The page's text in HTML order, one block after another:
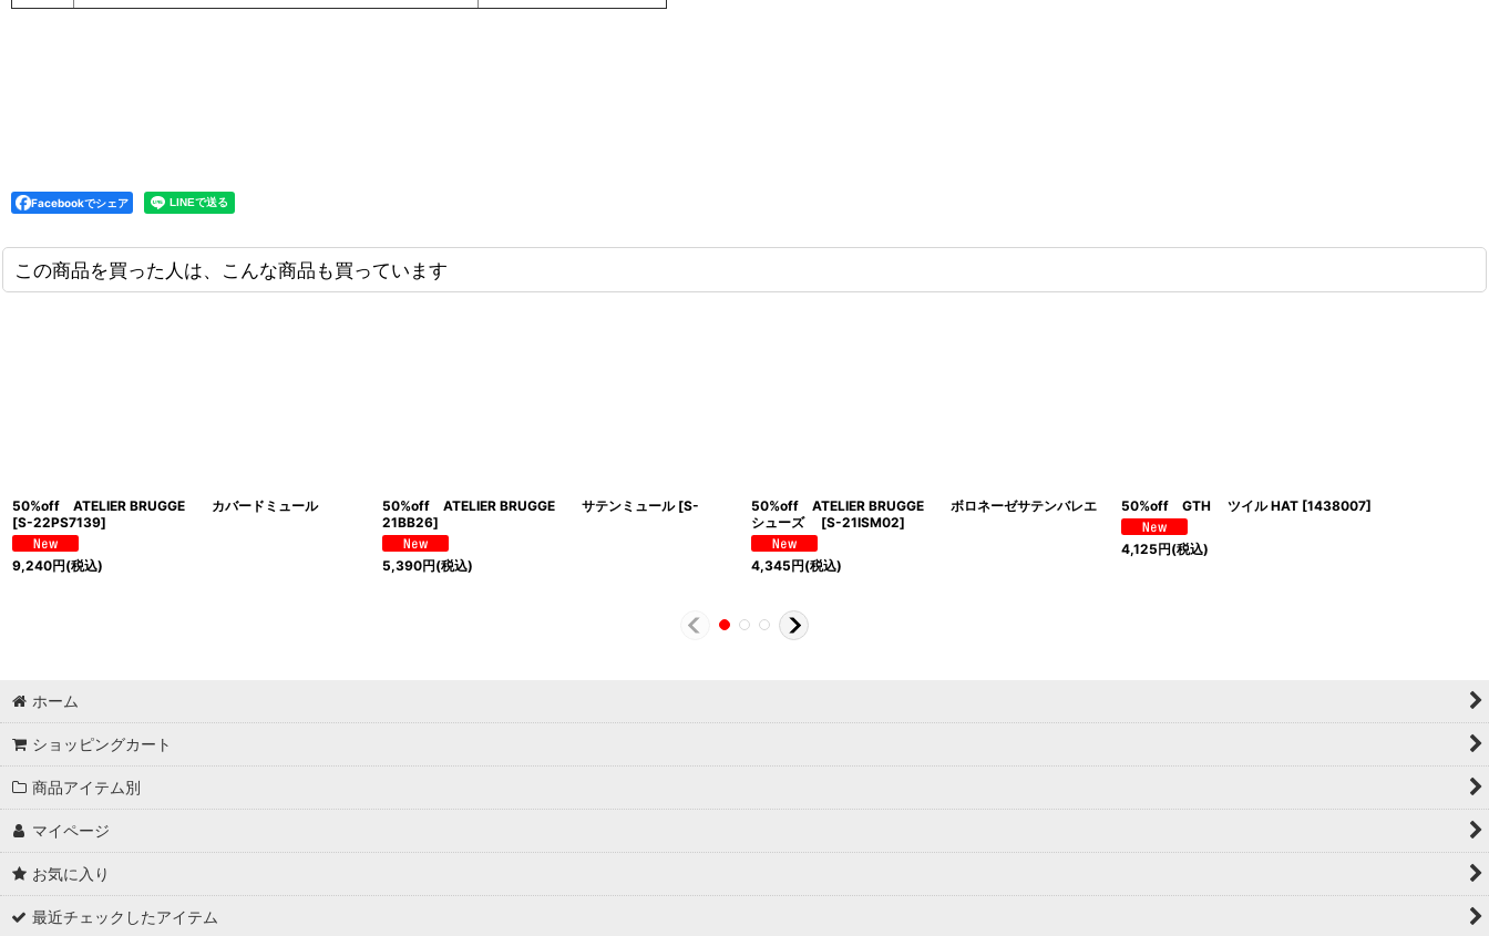
Facebookでシェア
この商品を買った人は、こんな商品も買っています
50%off ATELIER BRUGGE カバードミュール
[S-22PS7139]
9,240円(税込)
50%off ATELIER BRUGGE サテンミュール [S-
21BB26]
5,390円(税込)
50%off ATELIER BRUGGE ボロネーゼサテンバレエ
シューズ
[S-21ISM02]
4,345円(税込)
50%off GTH ツイル HAT [1438007]
4,125円(税込)
ホーム
ショッピングカート
商品アイテム別
マイページ
お気に入り
最近チェックしたアイテム